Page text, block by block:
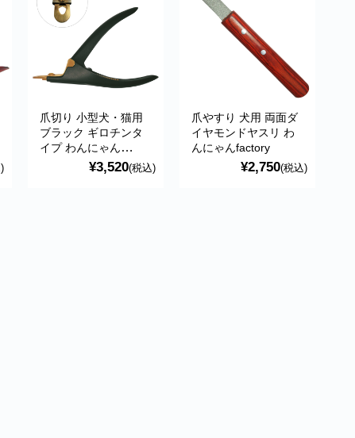
爪切り 小型犬・猫用
ブラック ギロチンタ
イプ わんにゃん
¥3,520(税込)
爪やすり 犬用 両面ダ
イヤモンドヤスリ わ
んにゃんfactory
¥2,750(税込)